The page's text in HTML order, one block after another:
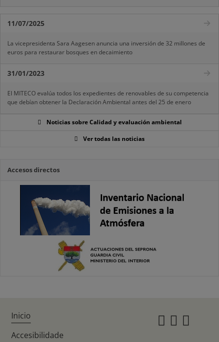
11/07/2025
La vicepresidenta Sara Aagesen anuncia una inversión de 32 millones de
euros para restaurar bosques en decaimiento
31/01/2023
El MITECO evalúa todos los expedientes de renovables de su competencia
que debían obtener la Declaración Ambiental antes del 25 de enero
Noticias sobre Calidad y evaluación ambiental
Ver todas las noticias
Accesos directos
Inicio
Accesibilidade